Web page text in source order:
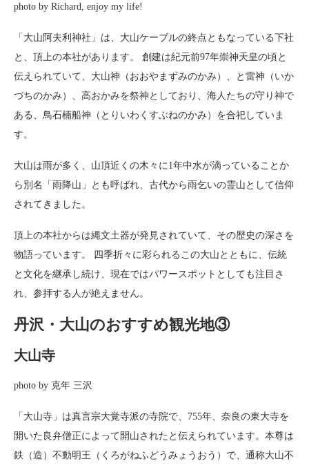
photo by Richard, enjoy my life!
「大山阿夫利神社」は、大山ケーブルの終点ともなっている下社
と、頂上の本社があります。 創建は紀元前97年崇神天皇の頃と
伝えられていて、大山神（おおやまずみのかみ）、と雷神（いか
づちのかみ）、高おかみを祭神としており、海人たちの守り神で
ある、鳥石楠船神（とりいわくすぶねのかみ）を合祀していま
す。
大山は雨が多く、山頂近くの木々に1年中水が滴っていることか
ら別名「雨降山」とも呼ばれ、古代から雨乞いの霊山として信仰
されてきました。
頂上の本社からは縄文土器が発見されていて、その歴史の深さを
物語っています。 四季折々に彩られるこの大山とともに、伝統
と文化を継承し続け、現在ではパワースポットとしても注目さ
れ、参拝する人が絶えません。
丹沢・大山のおすすめ観光地③
大山寺
photo by 克年 三沢
「大山寺」は真言宗大覚寺派の寺院で、755年、奈良の東大寺を
開いた良弁僧正によって開山されたと伝えられています。本尊は
鉄（造）不動明王（くろがねふどうみょうおう）で、通称大山不